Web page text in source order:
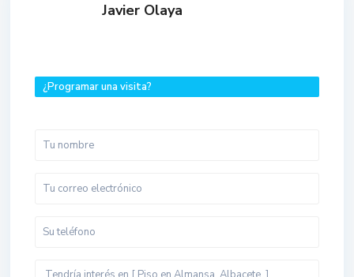
Javier Olaya
¿Programar una visita?